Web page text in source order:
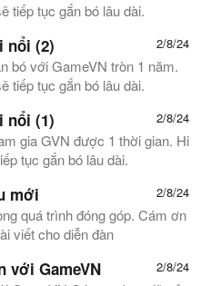
tiếp tục gắn bó lâu dài.
2/8/24
nổi (2)
bó với GameVN tròn 1 năm.
tiếp tục gắn bó lâu dài.
2/8/24
nổi (1)
gia GVN được 1 thời gian. Hi
tục gắn bó lâu dài.
2/8/24
mới
quá trình đóng góp. Cám ơn
viết cho diễn đàn
2/8/24
với GameVN